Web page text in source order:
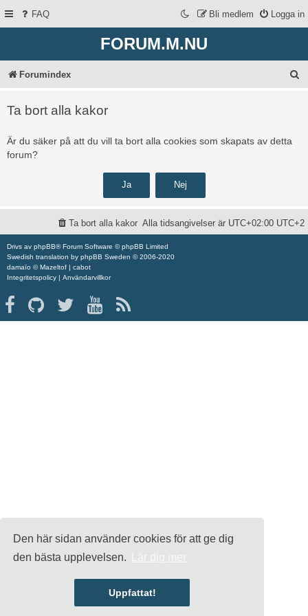
Den här sidan använder cookies för att ge dig
den bästa upplevelsen.
Uppfattat!
FAQ Logga in
Bli medlem
FORUM.M.NU
Forumindex
Ta bort alla kakor
Är du säker på att du vill ta bort alla cookies som skapats av detta
forum?
Alla tidsangivelser är UTC+02:00 UTC+2
Ta bort alla kakor
Drivs av phpBB® Forum Software © phpBB Limited
Swedish translation by phpBB Sweden © 2006-2020
damaïo ©Mazeltof | cabot
Integritetspolicy | Användarvillkor